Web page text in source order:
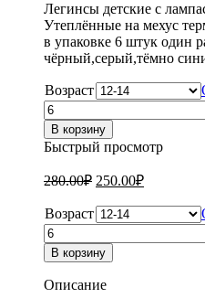
Легинсы детские с
Утеплённые на мехус
в упаковке 6 штук один
чёрный,серый,тёмно
Возраст
Количество
товара
Лосины
детские
для
девочек
утеплённые
на
меху
Sport
CW20-
В корзину
Быстрый просмотр
280.00₽ 250.00₽
Возраст
Количество
товара
Лосины
детские
В корзину
Описание